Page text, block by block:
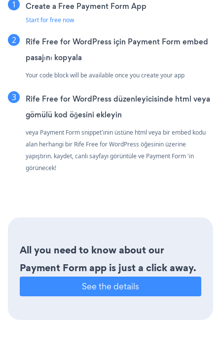
Create a Free Payment Form App
Start for free now
Rife Free for WordPress için Payment Form embed
pasajını kopyala
Your code block will be available once you create your app
Rife Free for WordPress düzenleyicisinde html veya
gömülü kod öğesini ekleyin
veya Payment Form snippet'inin üstüne html veya bir embed kodu
alan herhangi bir Rife Free for WordPress öğesinin üzerine
yapıştırın. kaydet, canlı sayfayı görüntüle ve Payment Form 'in
görünecek!
All you need to know about our
Payment Form app is just a click away.
See the details